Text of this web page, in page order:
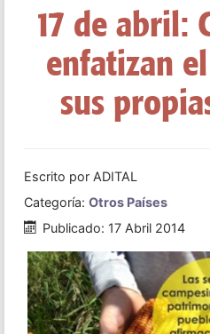
17 de abril:
enfatizan
sus
Escrito por ADITAL
Categoría: Otros Países
Publicado: 17 Abril 2014